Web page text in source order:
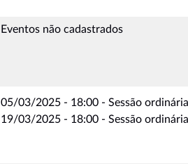
Eventos não cadastrados
05/03/2025 - 18:00 - Sessão ordinária
19/03/2025 - 18:00 - Sessão ordinária